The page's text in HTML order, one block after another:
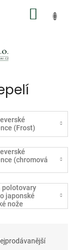
(Frost)
(chromová
polotovary
japonské
nože